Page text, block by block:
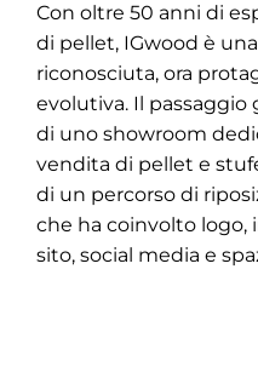
Con oltre 50 anni di
di pellet, IGwood è
riconosciuta, ora
evolutiva. Il passaggio
di uno showroom
vendita di pellet e
di un percorso di
che ha coinvolto logo,
sito, social media e